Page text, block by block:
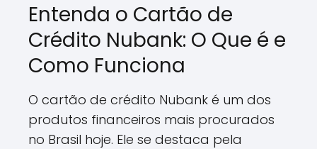
Entenda o Cartão de
Crédito Nubank: O Que é e
Como Funciona
O cartão de crédito Nubank é um dos
produtos financeiros mais procurados
no Brasil hoje. Ele se destaca pela